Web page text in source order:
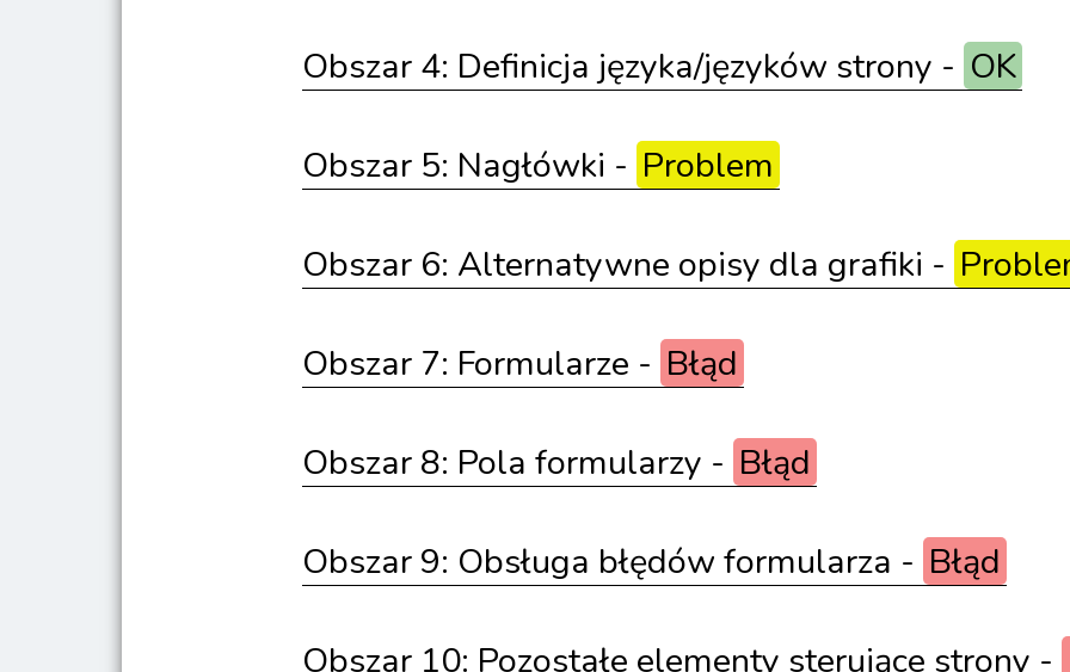
Obszar 4: Definicja języka/języków strony - OK
Obszar 5: Nagłówki - Problem
Obszar 6: Alternatywne opisy dla grafiki -
Obszar 7: Formularze - Błąd
Obszar 8: Pola formularzy - Błąd
Obszar 9: Obsługa błędów formularza - Błąd
Obszar 10: Pozostałe elementy sterujące strony -